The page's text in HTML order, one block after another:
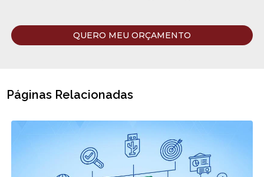
QUERO MEU ORÇAMENTO
Páginas Relacionadas